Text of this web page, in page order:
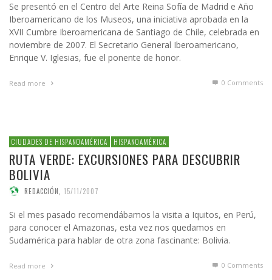
Se presentó en el Centro del Arte Reina Sofía de Madrid e Año
Iberoamericano de los Museos, una iniciativa aprobada en la
XVII Cumbre Iberoamericana de Santiago de Chile, celebrada en
noviembre de 2007. El Secretario General Iberoamericano,
Enrique V. Iglesias, fue el ponente de honor.
Read more 0 Comments
CIUDADES DE HISPANOAMÉRICA HISPANOAMÉRICA
RUTA VERDE: EXCURSIONES PARA DESCUBRIR
BOLIVIA
REDACCIÓN, 15/11/2007
Si el mes pasado recomendábamos la visita a Iquitos, en Perú,
para conocer el Amazonas, esta vez nos quedamos en
Sudamérica para hablar de otra zona fascinante: Bolivia.
Read more 0 Comments